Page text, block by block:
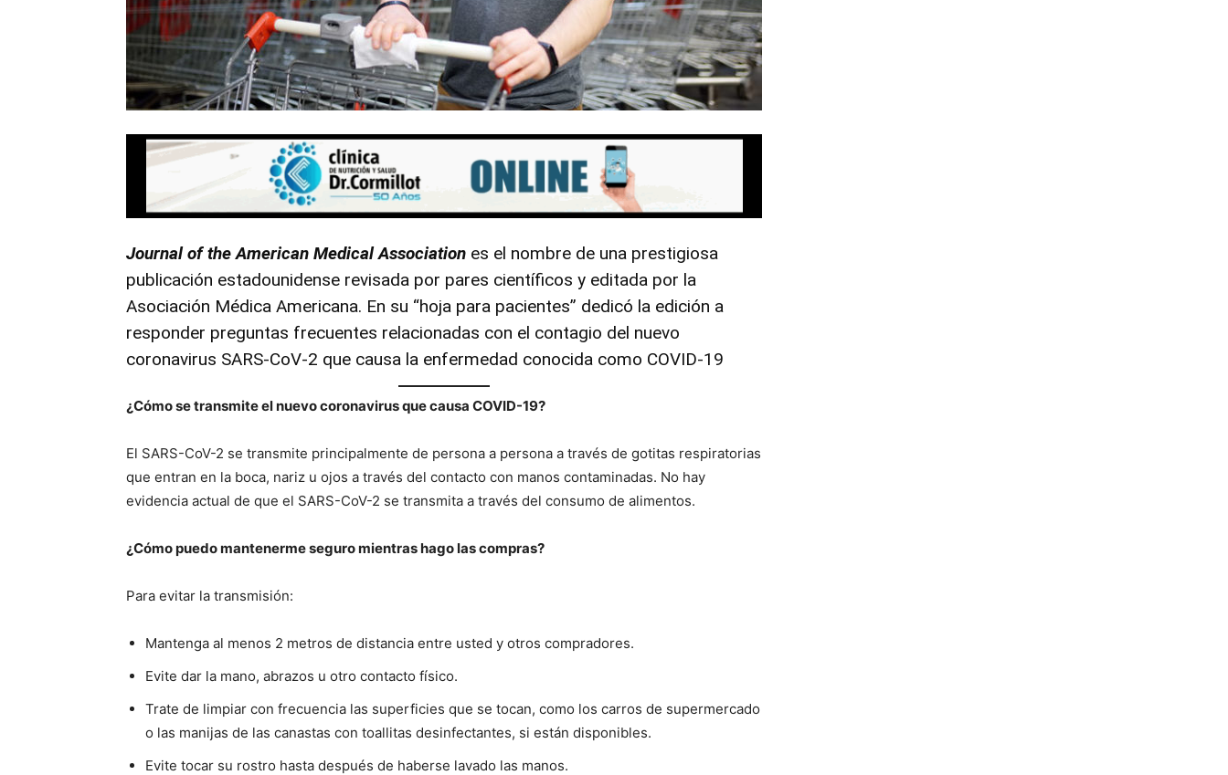
Journal of the American Medical Association es el nombre de una prestigiosa
publicación estadounidense revisada por pares científicos y editada por la
Asociación Médica Americana. En su “hoja para pacientes” dedicó la edición a
responder preguntas frecuentes relacionadas con el contagio del nuevo
coronavirus SARS-CoV-2 que causa la enfermedad conocida como COVID-19
¿Cómo se transmite el nuevo coronavirus que causa COVID-19?
El SARS-CoV-2 se transmite principalmente de persona a persona a través de gotitas respiratorias
que entran en la boca, nariz u ojos a través del contacto con manos contaminadas. No hay
evidencia actual de que el SARS-CoV-2 se transmita a través del consumo de alimentos.
¿Cómo puedo mantenerme seguro mientras hago las compras?
Para evitar la transmisión:
Mantenga al menos 2 metros de distancia entre usted y otros compradores.
Evite dar la mano, abrazos u otro contacto físico.
Trate de limpiar con frecuencia las superficies que se tocan, como los carros de supermercado
o las manijas de las canastas con toallitas desinfectantes, si están disponibles.
Evite tocar su rostro hasta después de haberse lavado las manos.